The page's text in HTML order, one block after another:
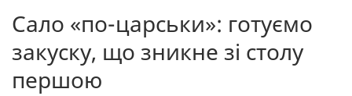
Сало «по-царськи»: готуємо
закуску, що зникне зі столу
першою